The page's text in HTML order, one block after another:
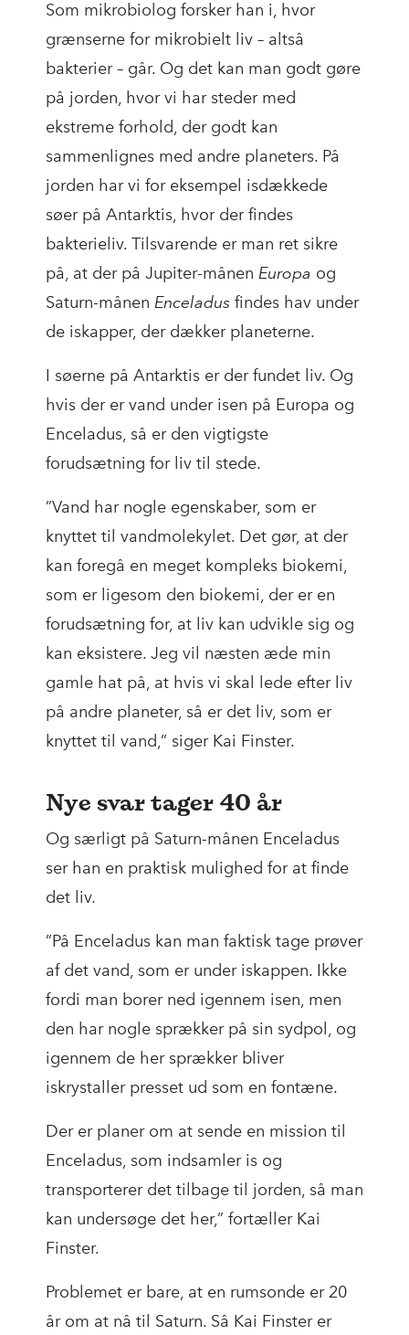
Som mikrobiolog forsker han i, hvor
grænserne for mikrobielt liv – altså
bakterier – går. Og det kan man godt gøre
på jorden, hvor vi har steder med
ekstreme forhold, der godt kan
sammenlignes med andre planeters. På
jorden har vi for eksempel isdækkede
søer på Antarktis, hvor der findes
bakterieliv. Tilsvarende er man ret sikre
på, at der på Jupiter-månen Europa og
Saturn-månen Enceladus findes hav under
de iskapper, der dækker planeterne.
I søerne på Antarktis er der fundet liv. Og
hvis der er vand under isen på Europa og
Enceladus, så er den vigtigste
forudsætning for liv til stede.
”Vand har nogle egenskaber, som er
knyttet til vandmolekylet. Det gør, at der
kan foregå en meget kompleks biokemi,
som er ligesom den biokemi, der er en
forudsætning for, at liv kan udvikle sig og
kan eksistere. Jeg vil næsten æde min
gamle hat på, at hvis vi skal lede efter liv
på andre planeter, så er det liv, som er
knyttet til vand,” siger Kai Finster.
Nye svar tager 40 år
Og særligt på Saturn-månen Enceladus
ser han en praktisk mulighed for at finde
det liv.
”På Enceladus kan man faktisk tage prøver
af det vand, som er under iskappen. Ikke
fordi man borer ned igennem isen, men
den har nogle sprækker på sin sydpol, og
igennem de her sprækker bliver
iskrystaller presset ud som en fontæne.
Der er planer om at sende en mission til
Enceladus, som indsamler is og
transporterer det tilbage til jorden, så man
kan undersøge det her,” fortæller Kai
Finster.
Problemet er bare, at en rumsonde er 20
år om at nå til Saturn. Så Kai Finster er